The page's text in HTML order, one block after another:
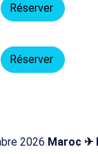
Réserver
Réserver
2026 Maroc ✈